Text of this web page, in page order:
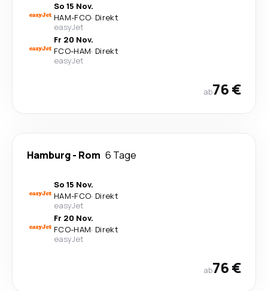
So 15 Nov.
HAM-FCO· Direkt
easyJet
Fr 20 Nov.
FCO-HAM· Direkt
easyJet
ab76 €
Hamburg- Rom 6 Tage
So 15 Nov.
HAM-FCO· Direkt
easyJet
Fr 20 Nov.
FCO-HAM· Direkt
easyJet
ab76 €